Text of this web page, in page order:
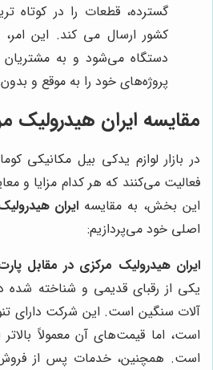
گسترده، قطعات را در کوتاه
کشور ارسال می کند. این
دستگاه می‌شود و به
پروژه‌های خود را به موقع و بدون
مقایسه ایران هیدرولیک
در بازار لوازم یدکی بیل مکانیکی
فعالیت می‌کنند که هر کدام مزایا و
این بخش، به مقایسه ایران
اصلی خود می‌پردازیم:
ایران هیدرولیک مرکزی در مقابل
یکی از رقبای قدیمی و شناخته شده
آلات سنگین است. این شرکت دارای
است، اما قیمت‌های آن معمولاً بالاتر
است. همچنین، خدمات پس از فروش